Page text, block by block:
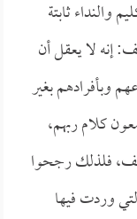
والنداء ثابتة
إنه لا يعقل أن
وبأفرادهم بغير
كلام ربهم،
فلذلك رجحوا
وردت فيها